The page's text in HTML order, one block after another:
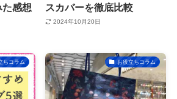
感想
スカバーを徹底比較
2024年10月20日
ちコラム お役立ちコラム